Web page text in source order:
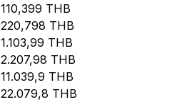
110,399 THB
220,798 THB
1.103,99 THB
2.207,98 THB
11.039,9 THB
22.079,8 THB